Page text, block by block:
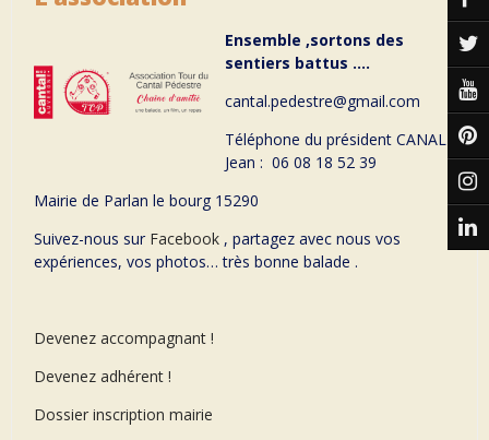
Ensemble ,sortons des
sentiers battus ….
cantal.pedestre@gmail.com
Téléphone du président CANAL
Jean : 06 08 18 52 39
Mairie de Parlan le bourg 15290
Suivez-nous sur Facebook , partagez avec nous vos
expériences, vos photos… très bonne balade .
Devenez accompagnant !
Devenez adhérent !
Dossier inscription mairie